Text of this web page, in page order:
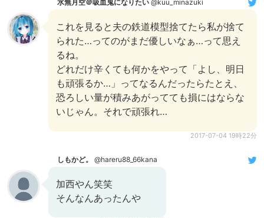
水無月空＠吸血鬼になりたい @kuu_minazuki
これを見ると夫の鉄道模型捨てたら私が捨て
られた…ってのがまだ優しいなぁ…って思え
るね。
どれだけ辛くても何かをやって「よし、明日
も頑張るか…」ってなるんだったらたとえ、
恐ろしい量が積みあがってても損にはならな
いじゃん。それで頑張れ…
2017-07-04 19時22分
しもかど。 @hareru88_66kana
加西やん笑笑
そんなんあったんや